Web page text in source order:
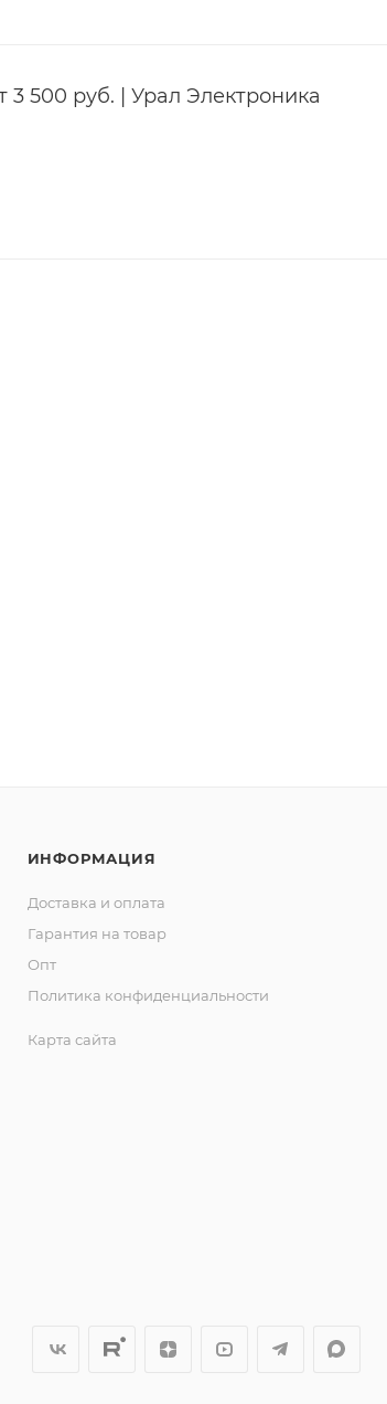
500 руб. | Урал Электроника
ИНФОРМАЦИЯ
Доставка и оплата
Гарантия на товар
Опт
Политика конфиденциальности
Карта сайта